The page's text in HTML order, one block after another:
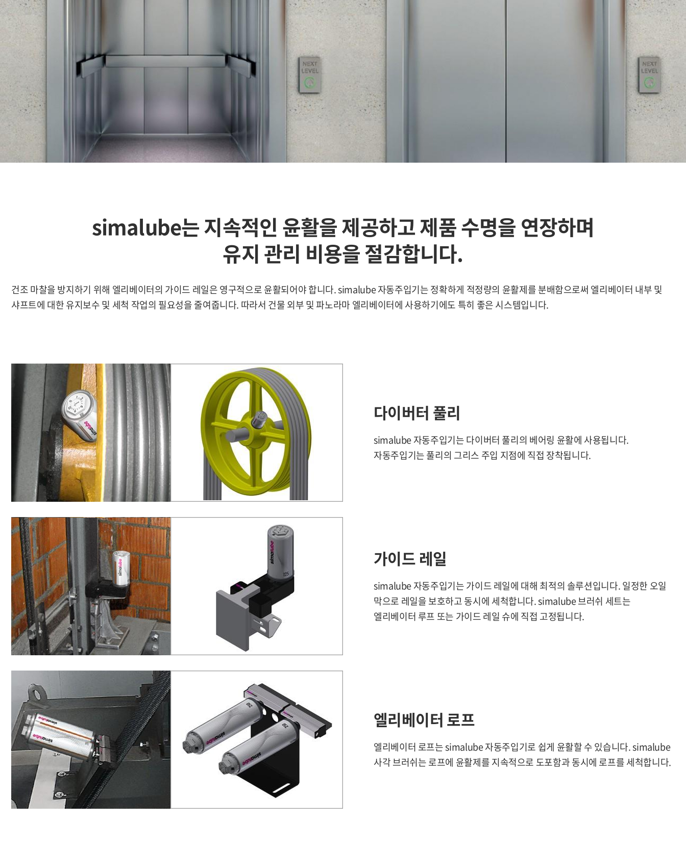
simalube는 지속적인 윤활을 제공하고 제품 수명을 연장하며
유지 관리 비용을 절감합니다.
건조 마찰을 방지하기 위해 엘리베이터의 가이드 레일은 영구적으로 윤활되어야 합니다. simalube 자동주입기는 정확하게 적정량의 윤활제를 분배함으로써 엘리베이터 내부 및
샤프트에 대한 유지보수 및 세척 작업의 필요성을 줄여줍니다. 따라서 건물 외부 및 파노라마 엘리베이터에 사용하기에도 특히 좋은 시스템입니다.
다이버터 풀리
simalube 자동주입기는 다이버터 풀리의 베어링 윤활에 사용됩니다.
자동주입기는 풀리의 그리스 주입 지점에 직접 장착됩니다.
가이드 레일
simalube 자동주입기는 가이드 레일에 대해 최적의 솔루션입니다. 일정한 오일
막으로 레일을 보호하고 동시에 세척합니다. simalube 브러쉬 세트는
엘리베이터 루프 또는 가이드 레일 슈에 직접 고정됩니다.
엘리베이터 로프
엘리베이터 로프는 simalube 자동주입기로 쉽게 윤활할 수 있습니다. simalube
사각 브러쉬는 로프에 윤활제를 지속적으로 도포함과 동시에 로프를 세척합니다.